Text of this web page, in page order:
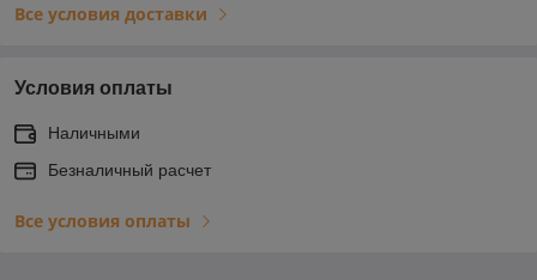
Все условия доставки
Условия оплаты
Наличными
Безналичный расчет
Все условия оплаты